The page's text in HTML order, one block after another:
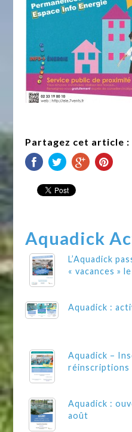
Partagez cet article :
Aquadick
L’Aquadick
« vacances »
Aquadick :
Aquadick –
réinscriptions
Aquadick :
août